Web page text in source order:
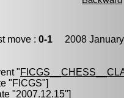
move : 0-1 2008
"
"FICGS"]
"2007.12.15"]